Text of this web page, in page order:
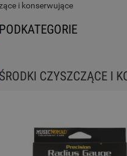
i konserwujące
PODKATEGORIE
ŚRODKI CZYSZCZĄCE I